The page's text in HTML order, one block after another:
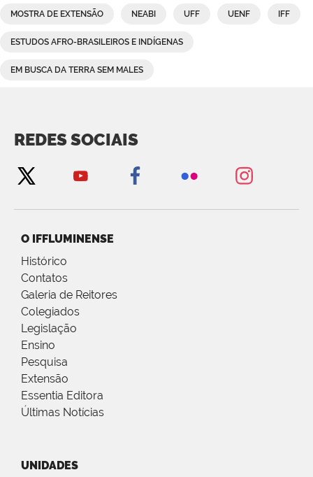
MOSTRA DE EXTENSÃO NEABI UFF UENF IFF
ESTUDOS AFRO-BRASILEIROS E INDÍGENAS
EM BUSCA DA TERRA SEM MALES
REDES SOCIAIS
O IFFLUMINENSE
Histórico
Contatos
Galeria de Reitores
Colegiados
Legislação
Ensino
Pesquisa
Extensão
Essentia Editora
Últimas Notícias
UNIDADES